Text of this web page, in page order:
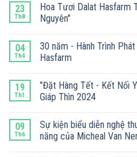
23
Th8
Hoa Tươi Dalat Hasfarm
Nguyên"
04
Th4
30 năm - Hành Trình
Hasfarm
19
Th1
"Đặt Hàng Tết - Kết Nối
Giáp Thìn 2024
09
Th6
Sự kiện biểu diễn nghệ
năng của Micheal Van